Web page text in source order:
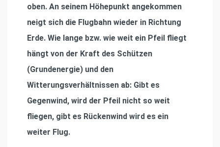
oben. An seinem Höhepunkt angekommen
neigt sich die Flugbahn wieder in Richtung
Erde. Wie lange bzw. wie weit ein Pfeil fliegt
hängt von der Kraft des Schützen
(Grundenergie) und den
Witterungsverhältnissen ab: Gibt es
Gegenwind, wird der Pfeil nicht so weit
fliegen, gibt es Rückenwind wird es ein
weiter Flug.